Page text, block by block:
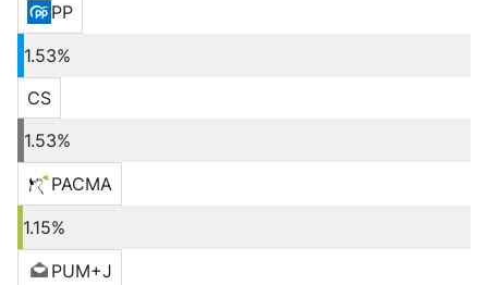
PP
1.53%
CS
1.53%
PACMA
1.15%
PUM+J